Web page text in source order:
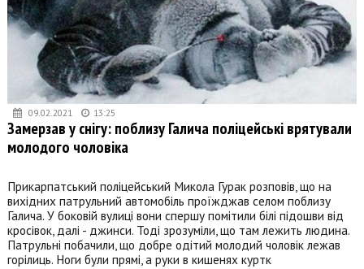
09.02.2021 13:25
Замерзав у снігу: поблизу Галича поліцейські врятували
молодого чоловіка
Прикарпатський поліцейський Микола Гурак розповів, що на
вихідних патрульний автомобіль проїжджав селом поблизу
Галича. У боковій вулиці вони спершу помітили білі підошви від
кросівок, далі - джинси. Тоді зрозуміли, що там лежить людина.
Патрульні побачили, що добре одітий молодий чоловік лежав
горілиць. Ноги були прямі, а руки в кишенях куртк